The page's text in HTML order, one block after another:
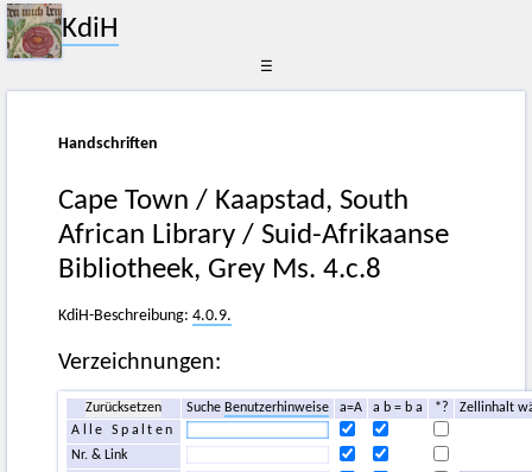
KdiH
☰
Handschriften
Cape Town / Kaapstad, South
African Library / Suid-Afrikaanse
Bibliotheek, Grey Ms. 4.c.8
KdiH-Beschreibung:4.0.9.
Verzeichnungen:
Zurücksetzen Suche Benutzerhinweise a=A a b = b a *?
Zellinhalt
Alle Spalten
Nr. & Link